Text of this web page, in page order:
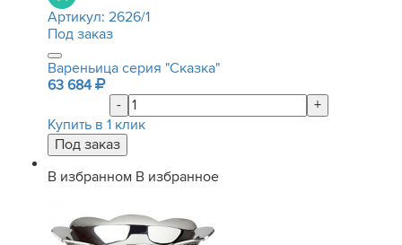
Артикул: 2626/1
Под заказ
Вареньица серия "Сказка"
63 684
-
+
Купить в 1 клик
В избранном В избранное